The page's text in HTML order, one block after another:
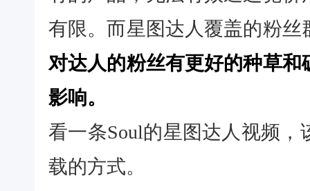
有限。而星图达人覆盖的粉
对达人的粉丝有更好的种草
影响。
看一条Soul的星图达人视频
载的方式。